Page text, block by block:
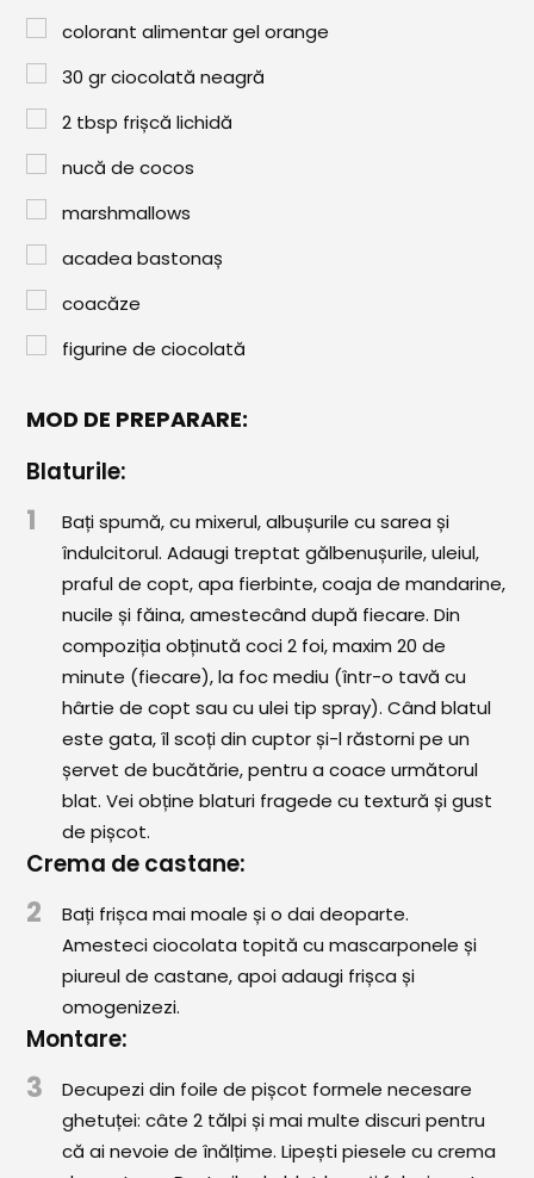
colorant alimentar gel orange
30 gr ciocolată neagră
2 tbsp frișcă lichidă
nucă de cocos
marshmallows
acadea bastonaș
coacăze
figurine de ciocolată
MOD DE PREPARARE:
Blaturile:
1
Bați spumă, cu mixerul, albușurile cu sarea și
îndulcitorul. Adaugi treptat gălbenușurile, uleiul,
praful de copt, apa fierbinte, coaja de mandarine,
nucile și făina, amestecând după fiecare. Din
compoziția obținută coci 2 foi, maxim 20 de
minute (fiecare), la foc mediu (într-o tavă cu
hârtie de copt sau cu ulei tip spray). Când blatul
este gata, îl scoți din cuptor și-l răstorni pe un
șervet de bucătărie, pentru a coace următorul
blat. Vei obține blaturi fragede cu textură și gust
de pișcot.
Crema de castane:
2
Bați frișca mai moale și o dai deoparte.
Amesteci ciocolata topită cu mascarponele și
piureul de castane, apoi adaugi frișca și
omogenizezi.
Montare:
3
Decupezi din foile de pișcot formele necesare
ghetuței: câte 2 tălpi și mai multe discuri pentru
că ai nevoie de înălțime. Lipești piesele cu crema